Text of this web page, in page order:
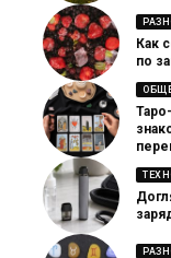
Как
по